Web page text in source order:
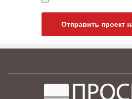
Отправить проект